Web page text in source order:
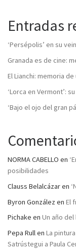
Entradas
‘Persépolis’ en su
Granada es de cine:
El Lianchi: memoria
‘Lorca en Vermont’:
‘Bajo el ojo del gran
NORMA CABELLO en
posibilidades
Clauss Belalcázaren
Byron González en El
Pichake en Un año del
Pepa Rullen La
Satrústegui a Paula